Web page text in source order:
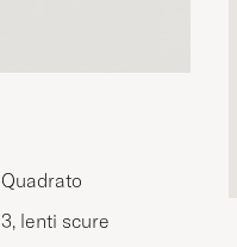
Quadrato
3, lenti scure